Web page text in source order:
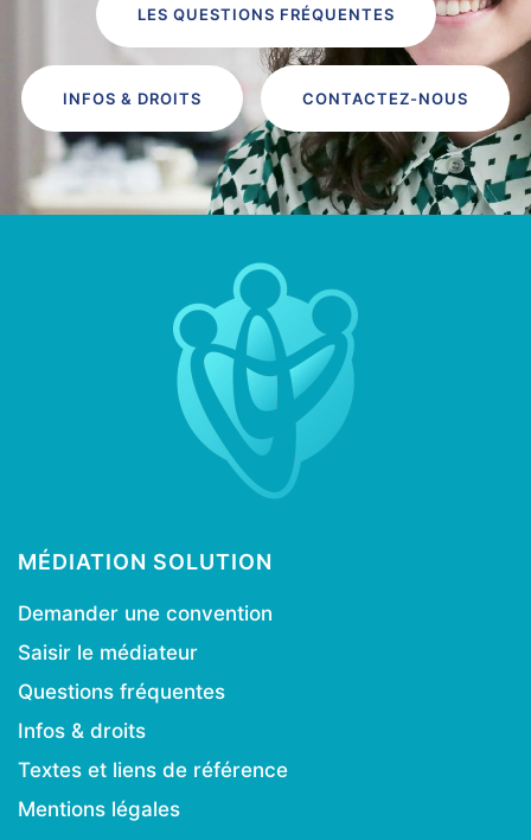
LES QUESTIONS FRÉQUENTES
INFOS & DROITS CONTACTEZ-NOUS
MÉDIATION SOLUTION
Demander une convention
Saisir le médiateur
Questions fréquentes
Infos & droits
Textes et liens de référence
Mentions légales